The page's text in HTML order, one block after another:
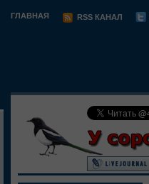
ГЛАВНАЯ RSS КАНАЛ